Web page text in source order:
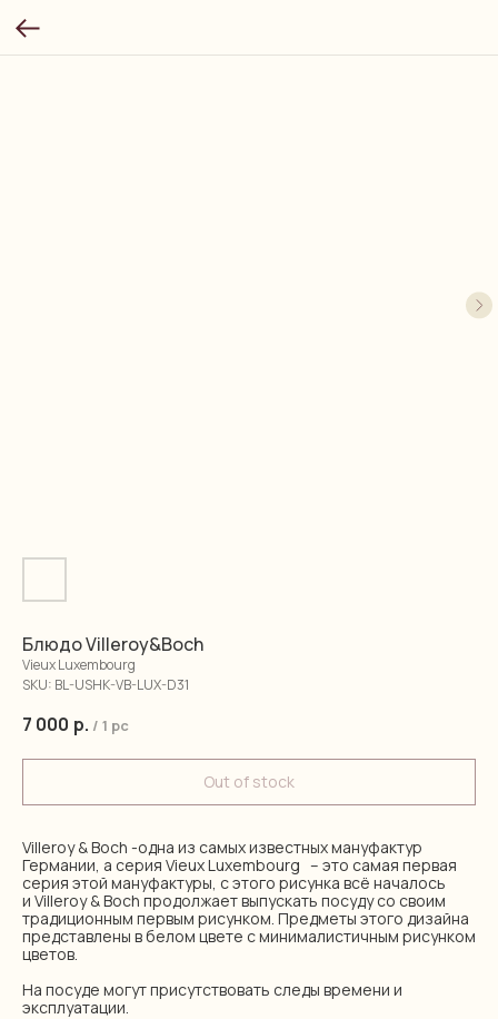
Блюдо Villeroy&Boch
Vieux Luxembourg
SKU: BL-USHK-VB-LUX-D31
7 000 р. / 1 pc
Out of stock
Villeroy & Boch -одна из самых известных мануфактур
Германии, а серия Vieux Luxembourg – это самая первая
серия этой мануфактуры, с этого рисунка всё началось
и Villeroy & Boch продолжает выпускать посуду со своим
традиционным первым рисунком. Предметы этого дизайна
представлены в белом цвете с минималистичным рисунком
цветов.
На посуде могут присутствовать следы времени и
эксплуатации.